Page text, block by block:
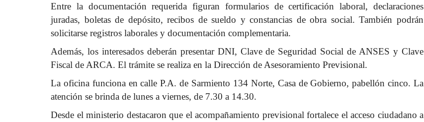
Entre la documentación requerida figuran formularios de certificación laboral, declaraciones
juradas, boletas de depósito, recibos de sueldo y constancias de obra social. También podrán
solicitarse registros laborales y documentación complementaria.
Además, los interesados deberán presentar DNI, Clave de Seguridad Social de ANSES y Clave
Fiscal de ARCA. El trámite se realiza en la Dirección de Asesoramiento Previsional.
La oficina funciona en calle P.A. de Sarmiento 134 Norte, Casa de Gobierno, pabellón cinco. La
atención se brinda de lunes a viernes, de 7.30 a 14.30.
Desde el ministerio destacaron que el acompañamiento previsional fortalece el acceso ciudadano a